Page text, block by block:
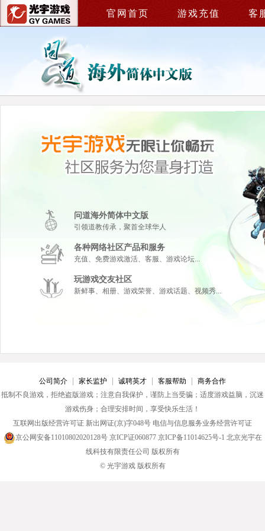
官网首页 游戏充值 客
问道海外简体中文版
引领道教传承，聚首全球华人
各种网络社区产品和服务
充值、免费游戏激活、客服、游戏论坛...
玩游戏交友社区
新鲜事、相册、游戏荣誉、游戏话题、视频秀...
公司简介 家长监护 诚聘英才 客服帮助
商务合作
抵制不良游戏，拒绝盗版游戏；注意自我保护，谨防上当受骗；适度游戏益脑，沉迷
游戏伤身；合理安排时间，享受快乐生活！
互联网出版经营许可证 新出网证(京)字048号 电信与信息服务业务经营许可证
京公网安备11010802020128号京ICP证060877 京ICP备11014625号-1 北京光宇在
线科技有限责任公司 版权所有
© 光宇游戏 版权所有